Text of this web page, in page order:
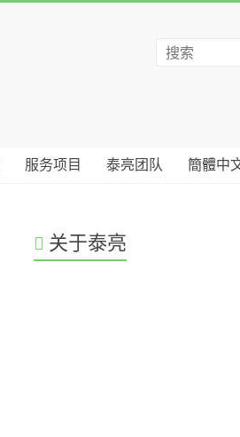
服务项目 泰亮团队 簡體中
关于泰亮